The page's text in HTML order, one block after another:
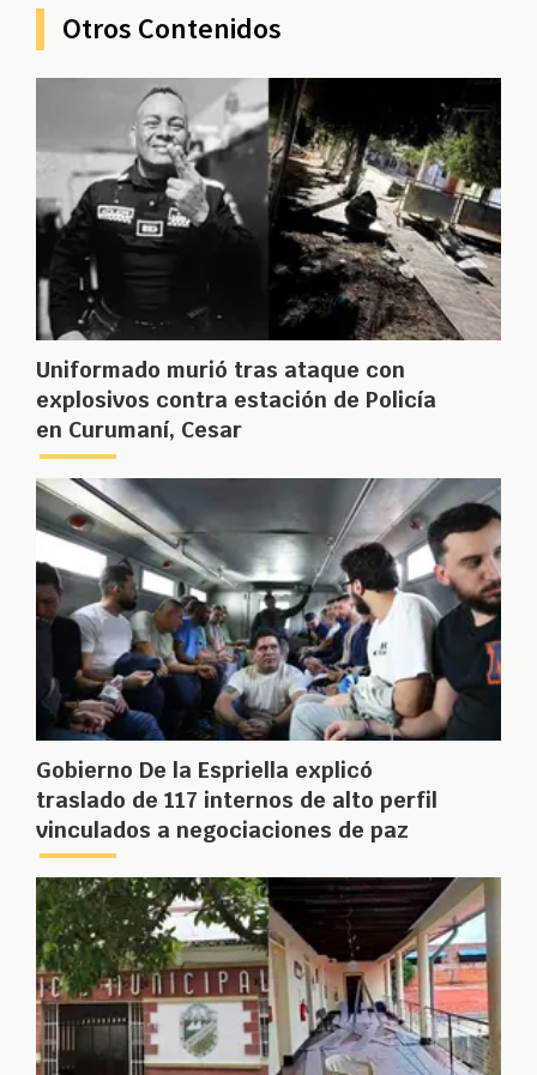
Otros Contenidos
Uniformado murió tras ataque con
explosivos contra estación de Policía
en Curumaní, Cesar
Gobierno De la Espriella explicó
traslado de 117 internos de alto perfil
vinculados a negociaciones de paz